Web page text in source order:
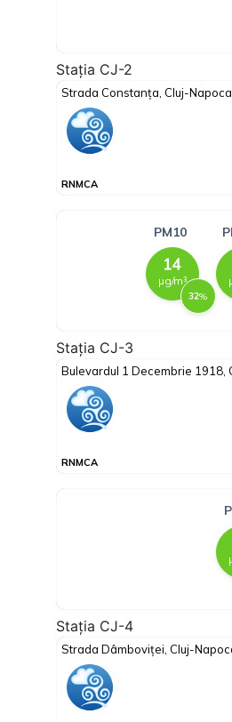
Stația CJ-2
Stația CJ-3
Stația CJ-4